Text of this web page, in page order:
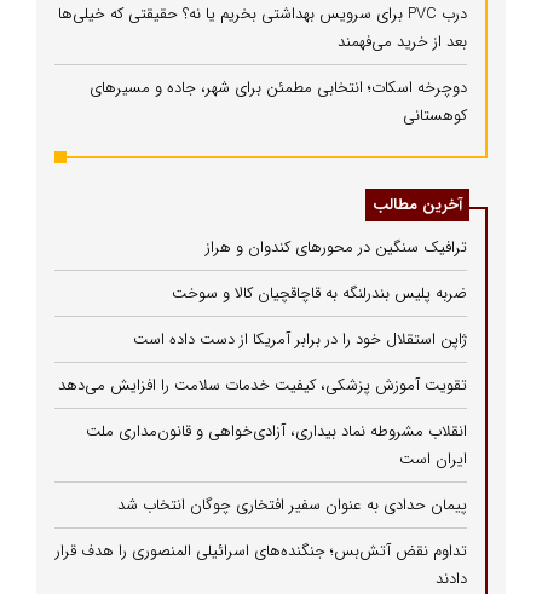
درب PVC برای سرویس بهداشتی بخریم یا نه؟ حقیقتی که خیلی‌ها
بعد از خرید می‌فهمند
دوچرخه اسکات؛ انتخابی مطمئن برای شهر، جاده و مسیرهای
کوهستانی
آخرین مطالب
ترافیک سنگین در محورهای کندوان و هراز
ضربه پلیس بندرلنگه به قاچاقچیان کالا و سوخت
ژاپن استقلال خود را در برابر آمریکا از دست داده است
تقویت آموزش پزشکی، کیفیت خدمات سلامت را افزایش می‌دهد
انقلاب مشروطه نماد بیداری، آزادی‌خواهی و قانون‌مداری ملت
ایران است
پیمان حدادی به عنوان سفیر افتخاری چوگان انتخاب شد
تداوم نقض آتش‌بس؛ جنگنده‌های اسرائیلی المنصوری را هدف قرار
دادند